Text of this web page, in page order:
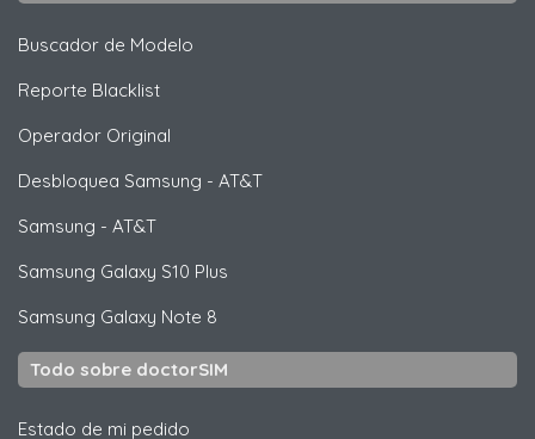
Buscador de Modelo
Reporte Blacklist
Operador Original
Desbloquea Samsung - AT&T
Samsung - AT&T
Samsung Galaxy S10 Plus
Samsung Galaxy Note 8
Todo sobre doctorSIM
Estado de mi pedido